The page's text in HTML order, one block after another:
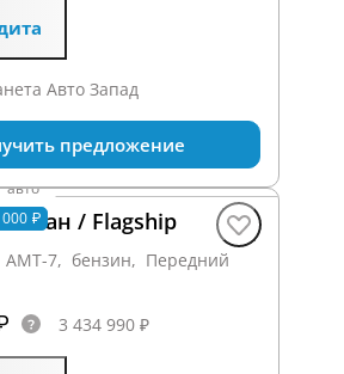
Авто Запад
предложение
₽
авто
/ Flagship
AMT-7, бензин, Передний
3 434 990 ₽